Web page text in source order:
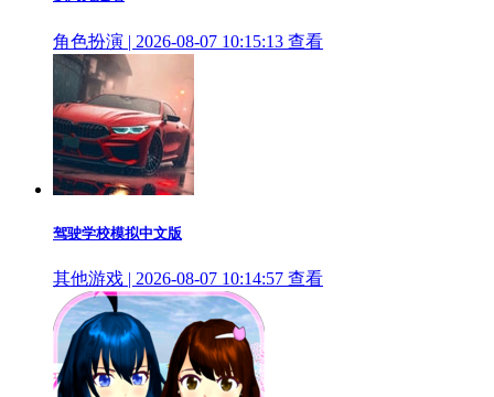
角色扮演 | 2026-08-07 10:15:13 查看
驾驶学校模拟中文版
其他游戏 | 2026-08-07 10:14:57 查看